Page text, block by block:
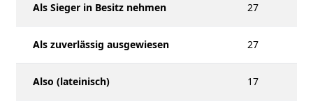
Als Sieger in Besitz nehmen 27
Als zuverlässig ausgewiesen 27
Also (lateinisch) 17